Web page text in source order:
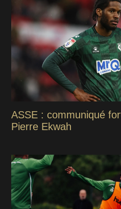
ASSE : communiqué
Pierre Ekwah